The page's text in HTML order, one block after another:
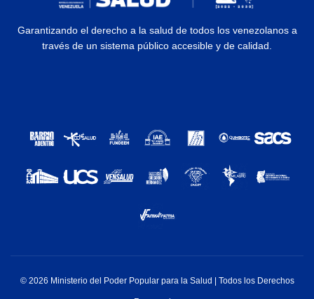
Garantizando el derecho a la salud de todos los venezolanos a
través de un sistema público accesible y de calidad.
© 2026 Ministerio del Poder Popular para la Salud | Todos los Derechos